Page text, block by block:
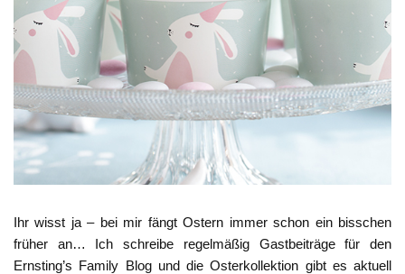
Ihr wisst ja – bei mir fängt Ostern immer schon ein bisschen
früher an… Ich schreibe regelmäßig Gastbeiträge für den
Ernsting’s Family Blog und die Osterkollektion gibt es aktuell